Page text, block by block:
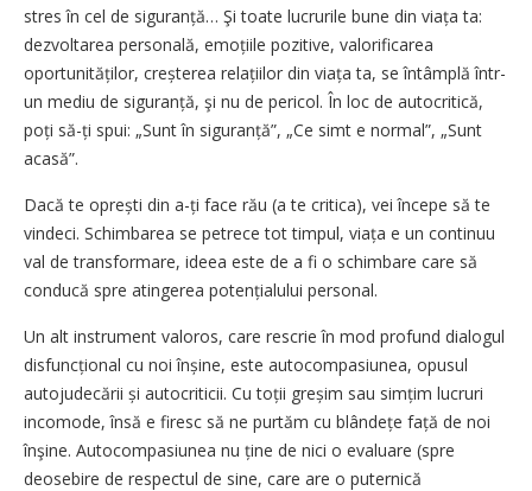
stres în cel de siguranță… Şi toate lucrurile bune din viața ta:
dezvoltarea personală, emoțiile pozitive, valorificarea
oportunităților, creșterea relațiilor din viața ta, se întâmplă într-
un mediu de siguranță, şi nu de pericol. În loc de autocritică,
poți să-ți spui: „Sunt în siguranță”, „Ce simt e normal”, „Sunt
acasă”.
Dacă te oprești din a-ți face rău (a te critica), vei începe să te
vindeci. Schimbarea se petrece tot timpul, viața e un continuu
val de transfor­mare, ideea este de a fi o schimbare care să
conducă spre atingerea potențialului personal.
Un alt instrument valoros, care rescrie în mod profund dialogul
disfuncțional cu noi înșine, este autocompasiunea, opusul
autojudecării și autocriticii. Cu toții greșim sau simțim lucruri
incomode, însă e firesc să ne purtăm cu blândețe față de noi
înşine. Autocompasiunea nu ține de nici o evaluare (spre
deosebire de respectul de sine, care are o puternică